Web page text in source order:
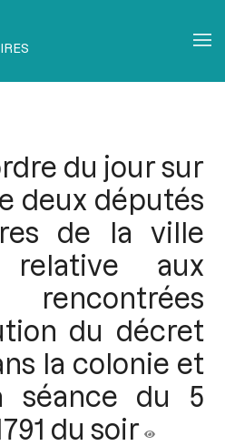
du jour sur
deux députés
de la ville
aux
du décret
la colonie et
séance du 5
du soir